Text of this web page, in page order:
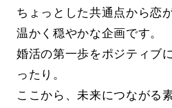
ちょっとした共通点から恋
温かく穏やかな企画です。
婚活の第一歩をポジティブ
ったり。
ここから、未来につながる